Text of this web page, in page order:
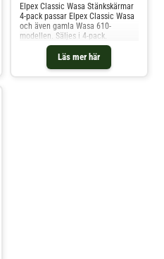
Läs mer här
Elpex Classic Wasa Stänkskärmar
4-pack passar Elpex Classic Wasa
och även gamla Wasa 610-
modellen. Säljes i 4-pack.